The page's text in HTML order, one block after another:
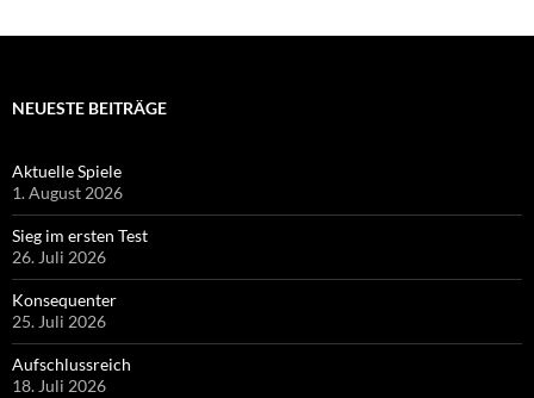
NEUESTE BEITRÄGE
Aktuelle Spiele
1. August 2026
Sieg im ersten Test
26. Juli 2026
Konsequenter
25. Juli 2026
Aufschlussreich
18. Juli 2026